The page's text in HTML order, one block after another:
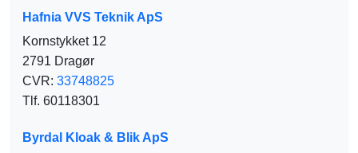
Hafnia VVS Teknik ApS
Kornstykket 12
2791 Dragør
CVR: 33748825
Tlf. 60118301
Byrdal Kloak & Blik ApS